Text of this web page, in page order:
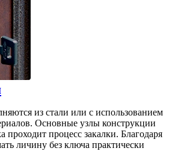
из стали или с использованием
Основные узлы конструкции
проходит процесс закалки. Благодаря
личину без ключа практически